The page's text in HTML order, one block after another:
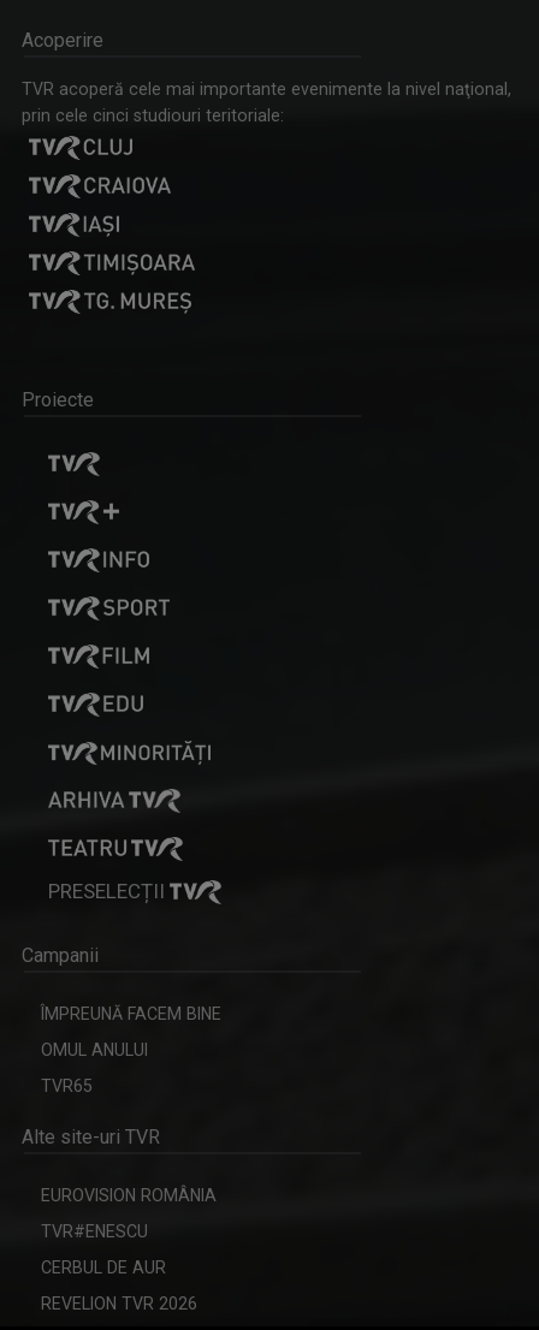
Acoperire
TVR acoperă cele mai importante evenimente la nivel naţional,
prin cele cinci studiouri teritoriale:
Proiecte
PRESELECȚII
Campanii
ÎMPREUNĂ FACEM BINE
OMUL ANULUI
TVR65
Alte site-uri TVR
EUROVISION ROMÂNIA
TVR#ENESCU
CERBUL DE AUR
REVELION TVR 2026